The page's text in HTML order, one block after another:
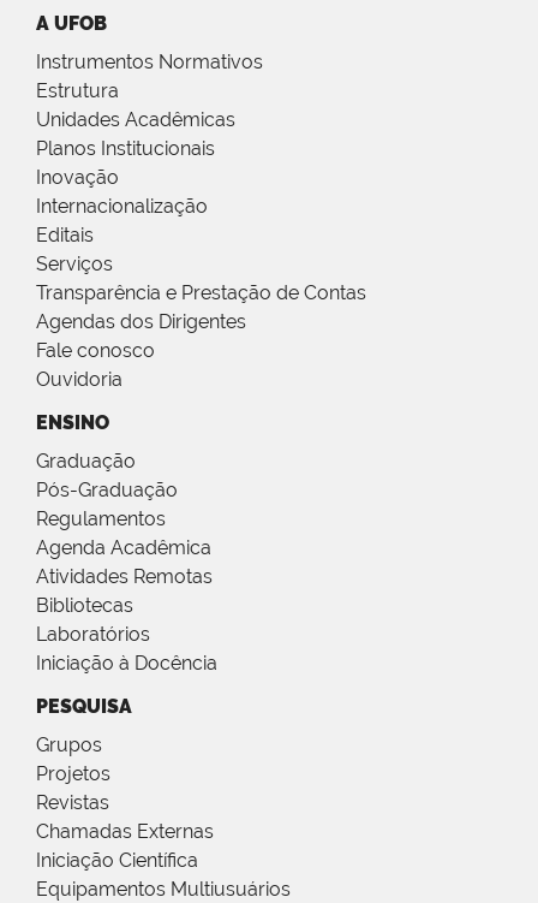
A UFOB
Instrumentos Normativos
Estrutura
Unidades Acadêmicas
Planos Institucionais
Inovação
Internacionalização
Editais
Serviços
Transparência e Prestação de Contas
Agendas dos Dirigentes
Fale conosco
Ouvidoria
ENSINO
Graduação
Pós-Graduação
Regulamentos
Agenda Acadêmica
Atividades Remotas
Bibliotecas
Laboratórios
Iniciação à Docência
PESQUISA
Grupos
Projetos
Revistas
Chamadas Externas
Iniciação Científica
Equipamentos Multiusuários